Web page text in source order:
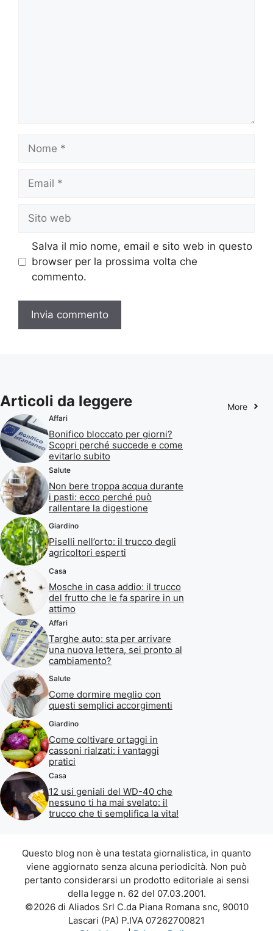
Nome
Email
Sito
web
Salva il mio nome, email e sito web in questo
browser per la prossima volta che
commento.
Articoli da leggere More
Affari
Bonifico bloccato per giorni?
Scopri perché succede e come
evitarlo subito
Salute
Non bere troppa acqua durante
i pasti: ecco perché può
rallentare la digestione
Giardino
Piselli nell’orto: il trucco degli
agricoltori esperti
Casa
Mosche in casa addio: il trucco
del frutto che le fa sparire in un
attimo
Affari
Targhe auto: sta per arrivare
una nuova lettera, sei pronto al
cambiamento?
Salute
Come dormire meglio con
questi semplici accorgimenti
Giardino
Come coltivare ortaggi in
cassoni rialzati: i vantaggi
pratici
Casa
12 usi geniali del WD-40 che
nessuno ti ha mai svelato: il
trucco che ti semplifica la vita!
Questo blog non è una testata giornalistica, in quanto
viene aggiornato senza alcuna periodicità. Non può
pertanto considerarsi un prodotto editoriale ai sensi
della legge n. 62 del 07.03.2001.
©2026 di Aliados Srl C.da Piana Romana snc, 90010
Lascari (PA) P.IVA 07262700821